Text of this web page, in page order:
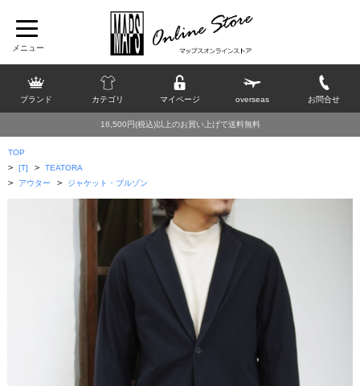
ブランド カテゴリ マイページ overseas お問合せ
16,500円(税込)以上のお買い上げで送料無料
TOP
> [T] > TEATORA
> アウター > ジャケット・ブルゾン